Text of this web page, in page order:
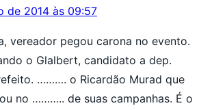
de 2014 às 09:57
vereador pegou carona no evento.
o Glalbert, candidato a dep.
………. o Ricardão Murad que
no ……….. de suas campanhas. É o